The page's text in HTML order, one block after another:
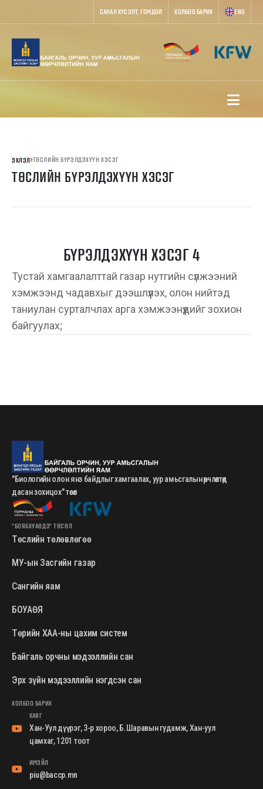
САНАЛ ХҮСЭЛТ, ГОМДОЛ ХОЛБОО БАРИХ ENG
ЭХЛЭЛ ТӨСЛИЙН БҮРЭЛДЭХҮҮН ХЭСЭГ
ТӨСЛИЙН БҮРЭЛДЭХҮҮН ХЭСЭГ
БҮРЭЛДЭХҮҮН ХЭСЭГ 4
Тустай хамгаалалттай газар нутгийн сүлжээний
хэмжээнд чадавхыг дээшлүүлэх, олон нийтэд
таниулан сурталчлах арга хэмжээнүүдийг зохион
байгуулах;
"Биологийн олон янз байдлыг хамгаалах, уур амьсгалын өөрчлөлтөд
дасан зохицох" төсөл
"БОЯБХУАӨДЗ" ТӨСӨЛ
Төслийн төлөвлөгөө
МУ-ын Засгийн газар
Сангийн яам
БОУАӨЯ
Төрийн ХАА-ны цахим систем
Байгаль орчны мэдээллийн сан
Эрх зүйн мэдээллийн нэгдсэн сан
ХОЛБОО БАРИХ
ХАЯГ
Хан-Уул дүүрэг, 3-р хороо, Б.Шаравын гудамж, Хан-уул
цамхаг, 1201 тоот
ИМЭЙЛ
piu@baccp.mn